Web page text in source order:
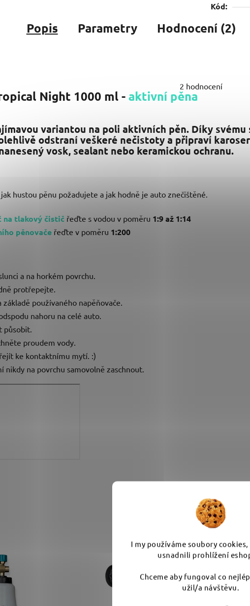
I my používáme soubory cookies,
usnadnili prohlížení
Chceme aby fungoval co
užil/a návštěvu.
Kód:
Popis Parametry Hodnocení (2)
2 hodnocení
Night 1000 ml -aktivní pěna
variantou na poli aktivních pěn. Díky
odstraní veškeré nečistoty a připraví
vosk, sealant nebo keramickou ochranu.
hustou pěnu požadujete a jak hodně je auto znečištěné.
na tlakový čistič řeďte s vodou v poměru 1:9 až 1:14
pěnovače řeďte v poměru 1:200
a na horkém povrchu.
protřepejte.
používaného napěňovače.
nahoru na celé auto.
působit.
proudem vody.
ke kontaktnímu mytí. :)
nikdy na povrchu samovolně zaschnout.
Související